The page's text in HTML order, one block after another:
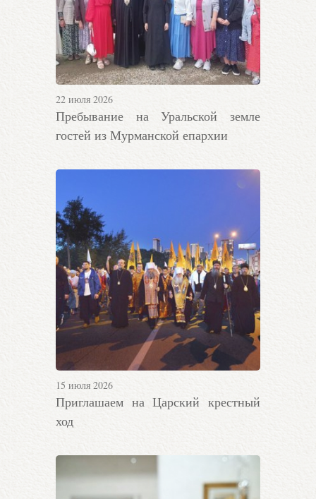
22 июля 2026
Пребывание на Уральской земле
гостей из Мурманской епархии
15 июля 2026
Приглашаем на Царский крестный
ход